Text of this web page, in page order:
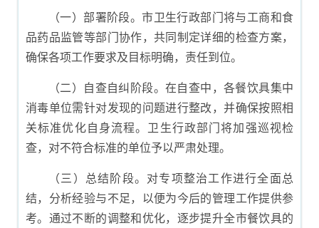
（一）部署阶段。市卫生行政部门将与工商和食
品药品监管等部门协作，共同制定详细的检查方案，
确保各项工作要求及目标明确，责任到位。
（二）自查自纠阶段。在自查中，各餐饮具集中
消毒单位需针对发现的问题进行整改，并确保按照相
关标准优化自身流程。卫生行政部门将加强巡视检
查，对不符合标准的单位予以严肃处理。
（三）总结阶段。对专项整治工作进行全面总
结，分析经验与不足，以便为今后的管理工作提供参
考。通过不断的调整和优化，逐步提升全市餐饮具的